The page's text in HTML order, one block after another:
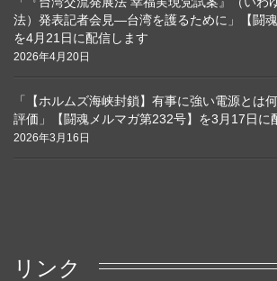
法）発表記者会見―台湾を護るために」【闘魂
を4月21日に配信します
2026年4月20日
「【ホルムズ海峡封鎖】有事に強い電源とは
評価」【闘魂メルマガ第232号】を3月17日に
2026年3月16日
リンク